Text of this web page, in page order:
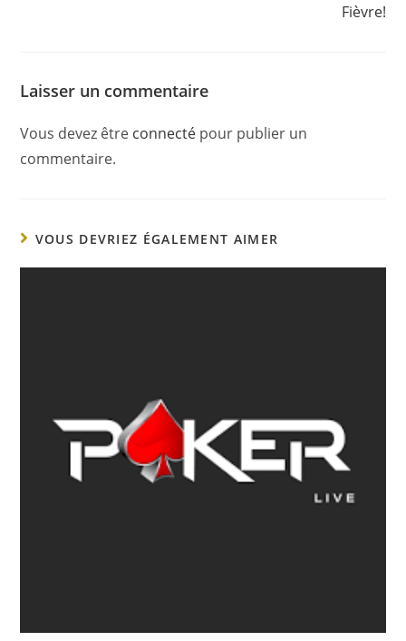
Fièvre!
Laisser un commentaire
Vous devez être connecté pour publier un
commentaire.
VOUS DEVRIEZ ÉGALEMENT AIMER